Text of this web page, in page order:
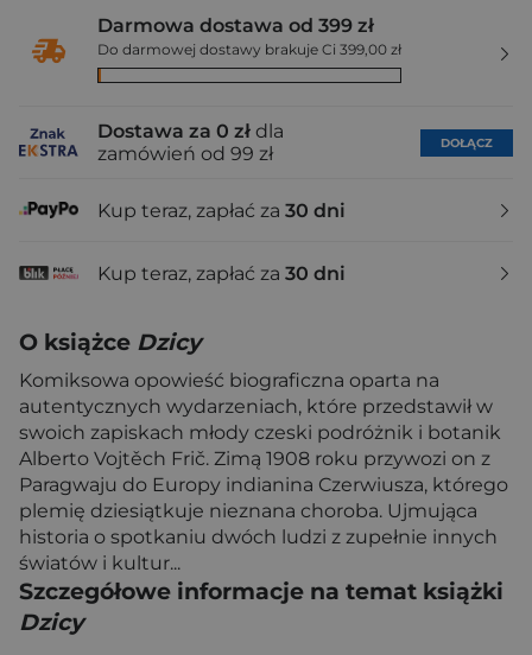
Darmowa dostawa od 399 zł
Do darmowej dostawy brakuje Ci 399,00 zł
Dostawa za 0 zł dla
zamówień od 99 zł
DOŁĄCZ
Kup teraz, zapłać za 30 dni
Kup teraz, zapłać za 30 dni
O książce Dzicy
Komiksowa opowieść biograficzna oparta na
autentycznych wydarzeniach, które przedstawił w
swoich zapiskach młody czeski podróżnik i botanik
Alberto Vojtěch Frič. Zimą 1908 roku przywozi on z
Paragwaju do Europy indianina Czerwiusza, którego
plemię dziesiątkuje nieznana choroba. Ujmująca
historia o spotkaniu dwóch ludzi z zupełnie innych
światów i kultur...
Szczegółowe informacje na temat książki
Dzicy